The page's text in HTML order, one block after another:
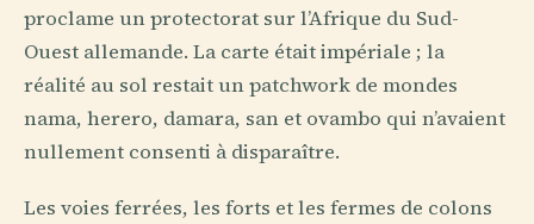
proclame un protectorat sur l’Afrique du Sud-
Ouest allemande. La carte était impériale ; la
réalité au sol restait un patchwork de mondes
nama, herero, damara, san et ovambo qui n’avaient
nullement consenti à disparaître.
Les voies ferrées, les forts et les fermes de colons